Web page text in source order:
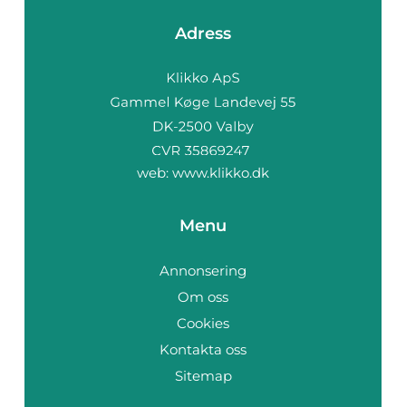
Adress
web: www.klikko.dk
Menu
Annonsering
Om oss
Cookies
Kontakta oss
Sitemap